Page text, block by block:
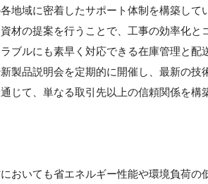
地域に密着したサポート体制を構築して
材の提案を行うことで、工事の効率化と
ブルにも素早く対応できる在庫管理と配
製品説明会を定期的に開催し、最新の技
じて、単なる取引先以上の信頼関係を構
おいても省エネルギー性能や環境負荷の